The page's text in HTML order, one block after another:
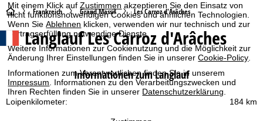
Mit einem Klick aufZustimmen akzeptieren Sie den Einsatz von
nicht funktionsnotwendigen Cookies und ähnlichen Technologien.
Wenn SieAblehnen klicken, verwenden wir nur technisch und zur
Vertragserfüllung notwendige Dienste.
Weitere Informationen zur Cookienutzung und die Möglichkeit zur
Änderung Ihrer Einstellungen finden Sie in unsererCookie-Policy
Informationen zum Verantwortlichen finden Sie in unserem
Impressum . Informationen zu den Verarbeitungszwecken und
Ihren Rechten finden Sie in unserer Datenschutzerklärung
S
t
a
r
t
Frankreich Grand Massif Les Carroz d'Arâches
Langlauf Les Carroz d'Arâches
Informationen zum Langlauf
184 km
Loipenkilometer: